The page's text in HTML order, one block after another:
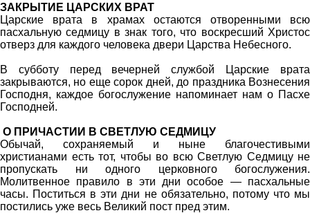
ЗАКРЫТИЕ ЦАРСКИХ ВРАТ
Царские врата в храмах остаются отворенными всю
пасхальную седмицу в знак того, что воскресший Христос
отверз для каждого человека двери Царства Небесного.
В субботу перед вечерней службой Царские врата
закрываются, но еще сорок дней, до праздника Вознесения
Господня, каждое богослужение напоминает нам о Пасхе
Господней.
О ПРИЧАСТИИ В СВЕТЛУЮ СЕДМИЦУ
Обычай, сохраняемый и ныне благочестивыми
христианами есть тот, чтобы во всю Светлую Седмицу не
пропускать ни одного церковного богослужения.
Молитвенное правило в эти дни особое — пасхальные
часы. Поститься в эти дни не обязательно, потому что мы
постились уже весь Великий пост пред этим.